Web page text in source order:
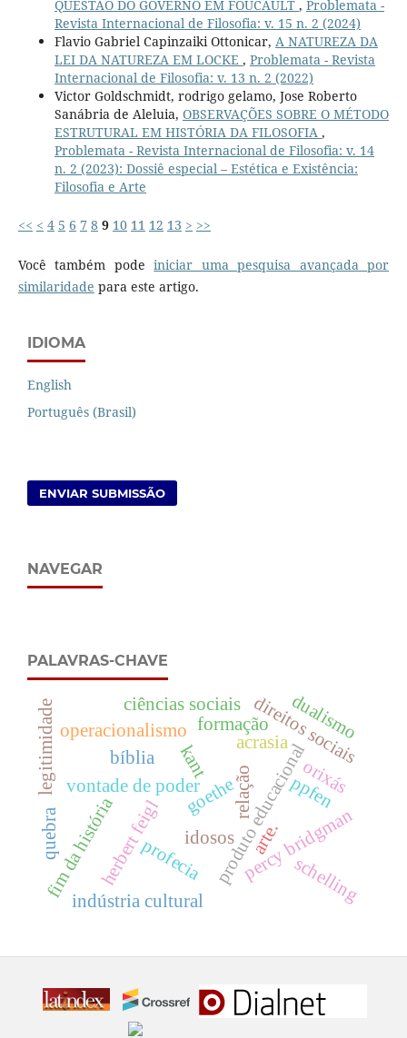
QUESTÃO DO GOVERNO EM FOUCAULT , Problemata -
Revista Internacional de Filosofia: v. 15 n. 2 (2024)
Flavio Gabriel Capinzaiki Ottonicar, A NATUREZA DA
LEI DA NATUREZA EM LOCKE , Problemata - Revista
Internacional de Filosofia: v. 13 n. 2 (2022)
Victor Goldschmidt, rodrigo gelamo, Jose Roberto
Sanábria de Aleluia, OBSERVAÇÕES SOBRE O MÉTODO
ESTRUTURAL EM HISTÓRIA DA FILOSOFIA ,
Problemata - Revista Internacional de Filosofia: v. 14
n. 2 (2023): Dossiê especial – Estética e Existência:
Filosofia e Arte
<< < 4 5 6 7 8 9 10 11 12 13 > >>
Você também podeiniciar uma pesquisa avançada por
similaridade para este artigo.
IDIOMA
English
Português (Brasil)
ENVIAR SUBMISSÃO
NAVEGAR
PALAVRAS-CHAVE
kant
herbert feigl
bíblia
profeciaproduto educacional
relação
vontade de poder
acrasia
formação
indústria cultural
operacionalismo
percy bridgman
fim da história idosos
direitos sociais
arte.
schelling
legitimidade
goethe
dualismo
ciências sociais
quebra
ppfen
orixás